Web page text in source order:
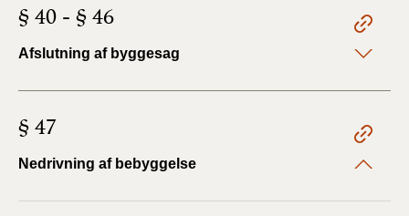
§ 40 - § 46
Afslutning af byggesag
§ 47
Nedrivning af bebyggelse